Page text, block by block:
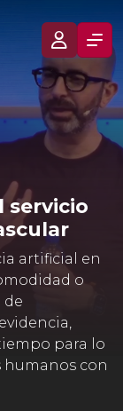
servicio
artificial en
o
de
para lo
humanos con